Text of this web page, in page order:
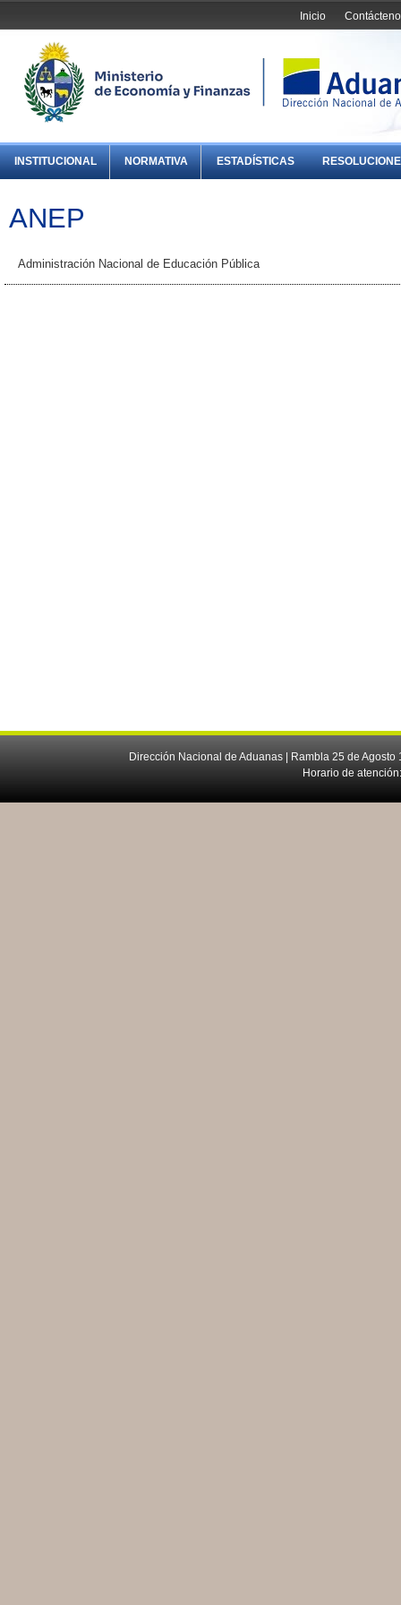
Inicio
INSTITUCIONAL NORMATIVA ESTADÍSTICAS
ANEP
Administración Nacional de Educación Pública
Dirección Nacional de Aduanas | Rambla 25 de
Horario de